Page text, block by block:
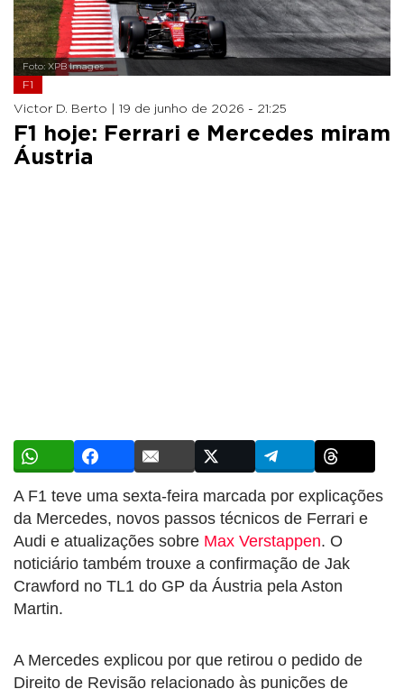
Foto: XPB Images
F1
Victor D. Berto | 19 de junho de 2026 - 21:25
F1 hoje: Ferrari e Mercedes miram
Áustria
A F1 teve uma sexta-feira marcada por explicações
da Mercedes, novos passos técnicos de Ferrari e
Audi e atualizações sobre Max Verstappen. O
noticiário também trouxe a confirmação de Jak
Crawford no TL1 do GP da Áustria pela Aston
Martin.
A Mercedes explicou por que retirou o pedido de
Direito de Revisão relacionado às punições de